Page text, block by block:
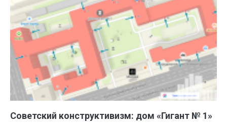
Советский конструктивизм: дом «Гигант № 1»